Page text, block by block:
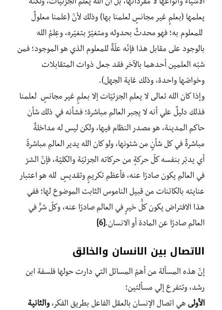
الأشياء وأنواعها لا مفرداتها، بل أنّ الله يعلم الجزئيّات، ولكنّه
يعلمها (بعلمٍ غير مجانسٍ لعلمنا بها) وذلك لأنّ (علمنا معلولٌ
للمعلوم به؛ فهو محدثٌ بحدوثه ومتغيّرٌ بتغيّره، وعِلمُ الله
بالوجود على مقابل هذا فإنّه علّةٌ للمعلوم الذي هو الموجود؛ فمن
شبّه العلمين أحدهما بالآخر فقد جعل ذوات المتقابلات
وخواصّها واحدة، وذلك غاية الجهل).
وإذا كان الله تعالى لا يعلم الجزئيّات إلا بعلمٍ غير مجانسٍ لعلمنا
فذلك دليلٌ علي أنه لا يجبر العالم مباشرة؛ فشأنه في ذلك شأن
حاكم المدينة، هو مصدر النظام فيها، ولكن ليس له مداخلةٌ
مباشرةٌ في كل شأنٍ من شئونها، ولو كان الله يدير العالم مباشرةً
أي يدبّر بنفسه كلّ حركةٍ من حركاته الجزئيّة والكليّة، فإنّ الشرّ
في العالم يكون صادرًا عنه، فأعظم تكريمٍ وتقديسٍ لله هو اعتبار
عنايته بالكائنات من قبيل الناموس الثابت الموضوع لها؛ ففي
هذا الافتراض يكون كلُّ خيرٍ في العالم صادرًا عنه، وكلّ شرٍّ في
العالم صادرًا عن المادة أو الانسان.[6]
الاتصال بين الانسان والخالق
إنّ هذه المسألة من أهمّ المسائل التي دارت حولها فلسفة ابن
رشد، وتتفرع إلي مسألتين؛
الأولى هي اتصال الإنسان بالعقل الفاعل بطريق الفكر،والثانية